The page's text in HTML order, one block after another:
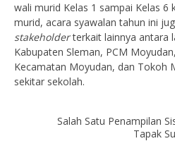
wali murid Kelas 1 sampai Kelas 6
murid, acara syawalan tahun ini
stakeholderterkait lainnya antara
Kabupaten Sleman, PCM
Kecamatan Moyudan, dan Tokoh
sekitar sekolah.
Salah Satu Penampilan
Tapak